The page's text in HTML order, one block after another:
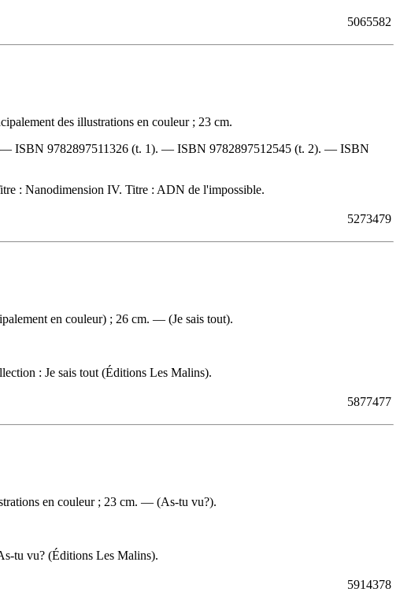
5065582
des illustrations en couleur ; 23 cm.
— ISBN 9782897511326 (t. 1). — ISBN 9782897512545 (t. 2). — ISBN
: Nanodimension IV. Titre : ADN de l'impossible.
5273479
en couleur) ; 26 cm. — (Je sais tout).
: Je sais tout (Éditions Les Malins).
5877477
en couleur ; 23 cm. — (As-tu vu?).
tu vu? (Éditions Les Malins).
5914378